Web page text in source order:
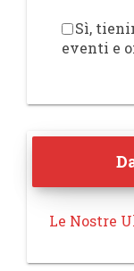
Sì,
eventi e
Le Nostre